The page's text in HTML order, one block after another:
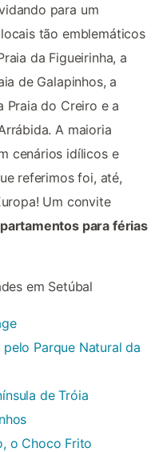
para um
tão emblemáticos
da Figueirinha, a
de Galapinhos, a
Praia do Creiro e a
A maioria
cenários idílicos e
referimos foi, até,
Um convite
para férias
em Setúbal
Parque Natural da
de Tróia
o Choco Frito